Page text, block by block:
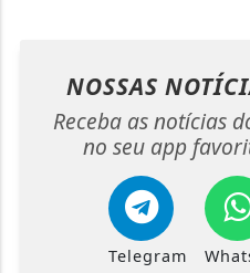
NOSSAS
Receba as notícias
no seu app
Telegram